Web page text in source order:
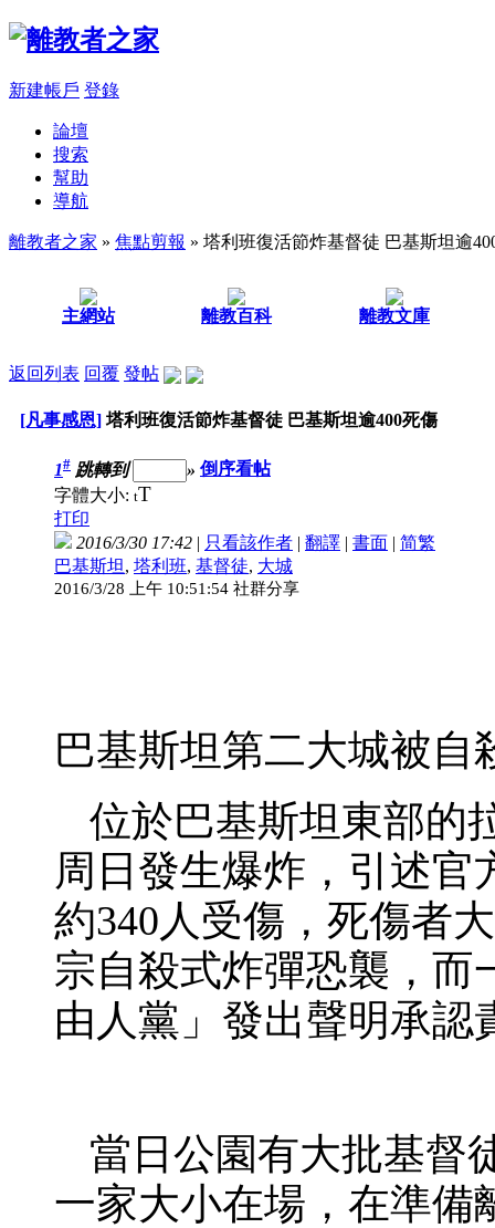
新建帳戶 登錄
論壇
搜索
幫助
導航
離教者之家 » 焦點剪報 » 塔利班復活節炸基督徒 巴基斯坦逾
主網站 離教百科 離教文庫
返回列表 回覆 發帖
[凡事感恩] 塔利班復活節炸基督徒 巴基斯坦逾400死傷
1# 跳轉到 » 倒序看帖
字體大小: tT
打印
2016/3/30 17:42 | 只看該作者 | 翻譯 | 書面 | 简繁
巴基斯坦 , 塔利班, 基督徒, 大城
2016/3/28 上午 10:51:54 社群分享
巴基斯坦第二大城被自
位於巴基斯坦東部的
周日發生爆炸，引述官
約340人受傷，死傷者
宗自殺式炸彈恐襲，而
由人黨」發出聲明承認
當日公園有大批基督
一家大小在場，在準備